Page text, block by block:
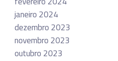
janeiro 2024
dezembro 2023
novembro 2023
outubro 2023